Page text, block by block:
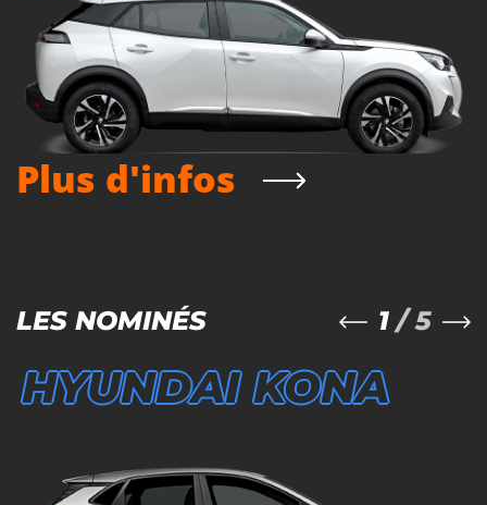
LES NOMINÉS 1 / 5
HYUNDAI KONA
Plus d'infos